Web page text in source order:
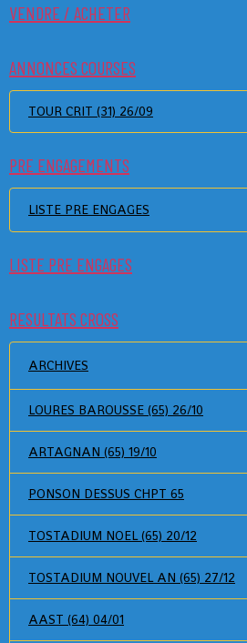
VENDRE / ACHETER
ANNONCES COURSES
TOUR CRIT (31) 26/09
PRE ENGAGEMENTS
LISTE PRE ENGAGES
LISTE PRE ENGAGES
RESULTATS CROSS
ARCHIVES
LOURES BAROUSSE (65) 26/10
ARTAGNAN (65) 19/10
PONSON DESSUS CHPT 65
TOSTADIUM NOEL (65) 20/12
TOSTADIUM NOUVEL AN (65) 27/12
AAST (64) 04/01